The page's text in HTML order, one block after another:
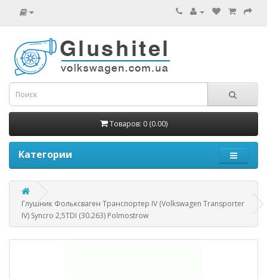
Товаров: 0 (0.00)
Категории
Глушник Фольксваген Транспортер IV (Volkswagen Transporter
IV) Syncro 2,5TDI (30.263) Polmostrow